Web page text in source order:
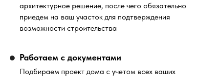
архитектурное решение, после чего обязательно
приедем на ваш участок для подтверждения
возможности строительства
Работаем с документами
Подбираем проект дома с учетом всех ваших